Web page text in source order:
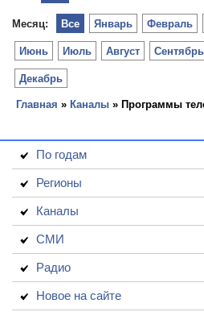
Месяц: Январь Февраль
Июнь Июль Август Сентябрь
Декабрь
Все
Главная » Каналы » Программы
По годам
Регионы
Каналы
СМИ
Радио
Новое на сайте